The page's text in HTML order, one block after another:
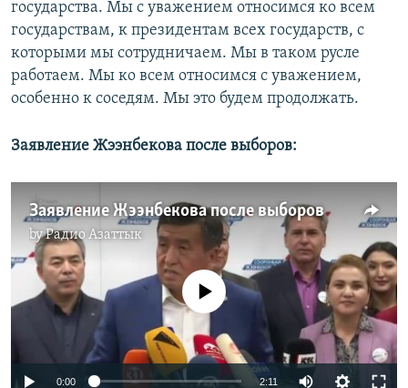
государства. Мы с уважением относимся ко всем
государствам, к президентам всех государств, с
которыми мы сотрудничаем. Мы в таком русле
работаем. Мы ко всем относимся с уважением,
особенно к соседям. Мы это будем продолжать.
Заявление Жээнбекова после выборов:
Заявление Жээнбекова после выборов
byРадио Азаттык
No media source currently available
0:00 2:11